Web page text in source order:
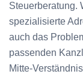
Steuerberatung.
spezialisierte
auch das
passenden
Mitte-